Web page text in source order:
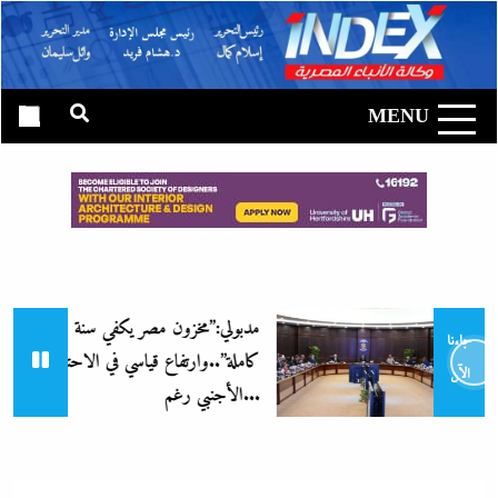
content
وكالة الأنباء
المصرية|
إندكس
MENU
جاءنا
الآن
مدبولي:”مخزون مصر يكفي سنة
كاملة”..وارتفاع قياسي في الاحتياطي
الأجنبي رغم...